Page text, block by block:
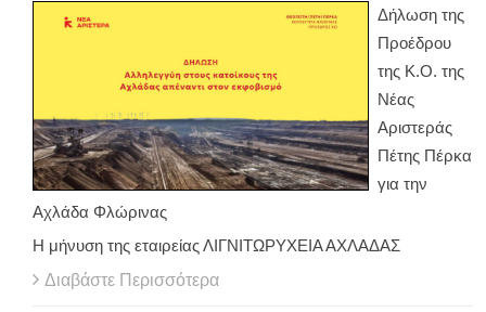
Δήλωση της
Προέδρου
της Κ.Ο. της
Νέας
Αριστεράς
Πέτης Πέρκα
για την
Αχλάδα Φλώρινας
Η μήνυση της εταιρείας ΛΙΓΝΙΤΩΡΥΧΕΙΑ ΑΧΛΑΔΑΣ
Διαβάστε Περισσότερα